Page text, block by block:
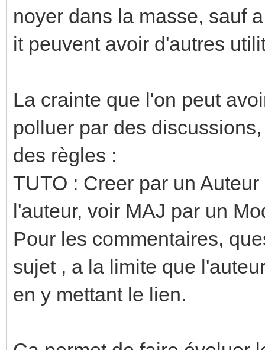
noyer dans la masse, sauf
it peuvent avoir d'autres
La crainte que l'on peut
polluer par des
des règles :
TUTO : Creer par un
l'auteur, voir MAJ par un
Pour les commentaires,
sujet , a la limite que
en y mettant le lien.